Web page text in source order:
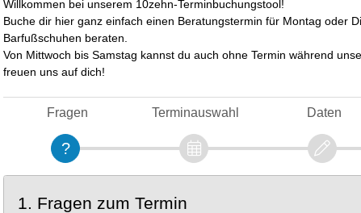
Willkommen bei unserem 10zehn-Terminbuchungstool!
Buche dir hier ganz einfach einen Beratungstermin für Montag oder
Barfußschuhen beraten.
Von Mittwoch bis Samstag kannst du auch ohne Termin während
freuen uns auf dich!
Fragen Terminauswahl Daten
1. Fragen zum Termin